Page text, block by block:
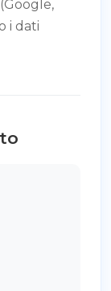
i dati